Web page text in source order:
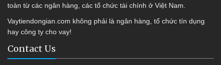
toàn từ các ngân hàng, các tổ chức tài chính ở Việt Nam.
Vaytiendongian.com không phải là ngân hàng, tổ chức tín dụng
hay công ty cho vay!
Contact Us